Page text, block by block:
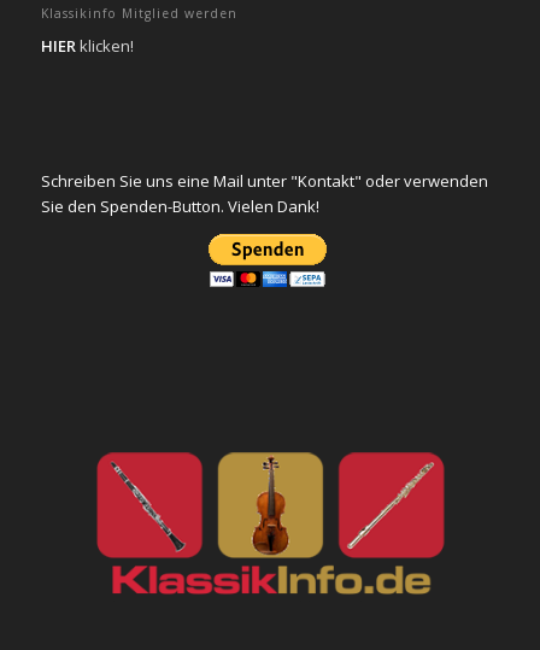
Klassikinfo Mitglied werden
HIERklicken!
Schreiben Sie uns eine Mail unter "Kontakt" oder verwenden
Sie den Spenden-Button. Vielen Dank!